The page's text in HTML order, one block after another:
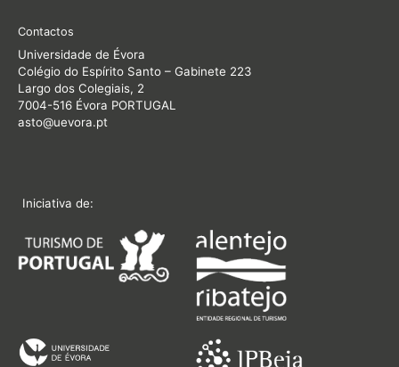
Contactos
Universidade de Évora
Colégio do Espírito Santo – Gabinete 223
Largo dos Colegiais, 2
7004-516 Évora PORTUGAL
asto@uevora.pt
Iniciativa de: